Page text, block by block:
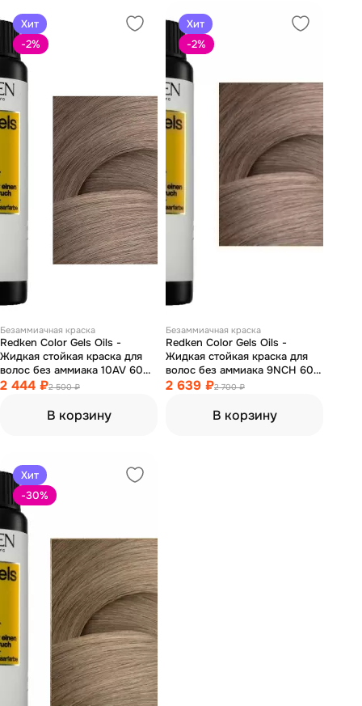
Хит
-2%
Безаммиачная краска
Redken Color Gels Oils -
Жидкая стойкая краска для
волос без аммиака 10AV 60
мл
2 444 ₽2 500 ₽
В корзину
Хит
-2%
Безаммиачная краска
Redken Color Gels Oils -
Жидкая стойкая краска для
волос без аммиака 9NCH 60
мл
2 639 ₽2 700 ₽
В корзину
Хит
-30%